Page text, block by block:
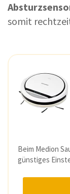
somit
Beim Medion
günstiges